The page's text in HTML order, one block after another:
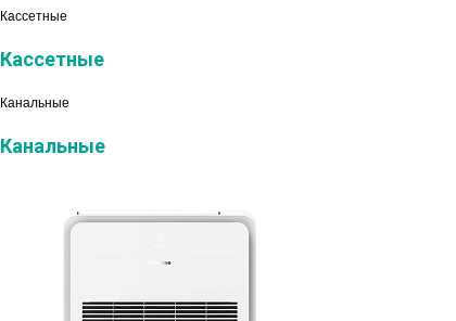
Кассетные
Кассетные
Канальные
Канальные